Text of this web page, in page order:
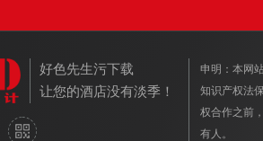
好色先生污下载
让您的酒店没有淡季！
申明：本
知识产权法保
权合作之前
有人。